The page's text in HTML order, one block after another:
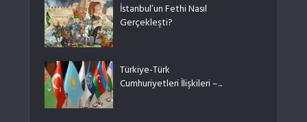
İstanbul’un Fethi Nasıl
Gerçekleşti?
Türkiye-Türk
Cumhuriyetleri İlişkileri –...